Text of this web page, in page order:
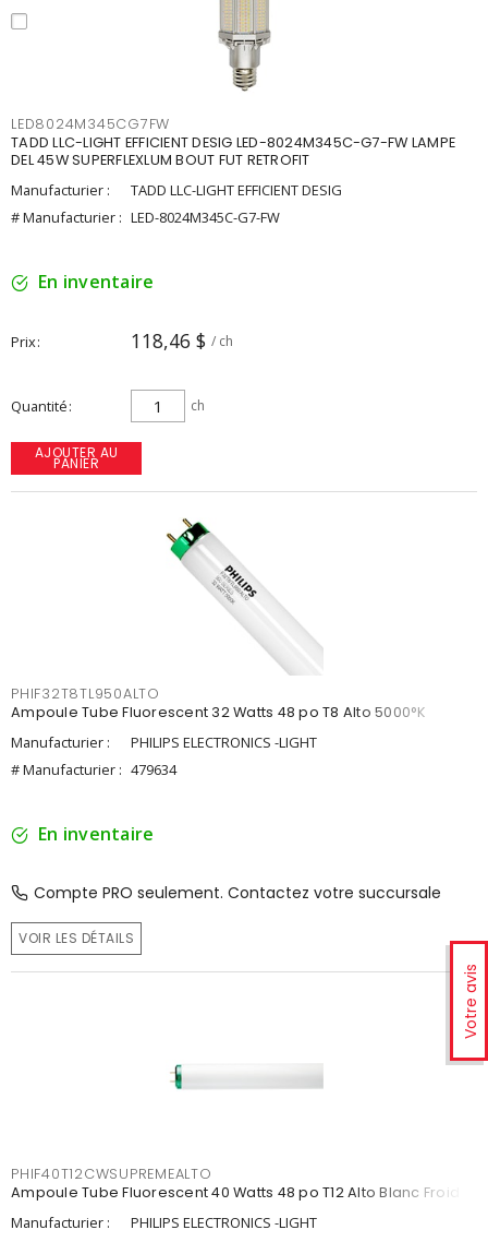
Votre avis
LED8024M345CG7FW
TADD LLC-LIGHT EFFICIENT DESIG LED-8024M345C-G7-FW LAMPE
DEL 45W SUPERFLEXLUM BOUT FUT RETROFIT
Manufacturier :
TADD LLC-LIGHT EFFICIENT DESIG
# Manufacturier : LED-8024M345C-G7-FW
En inventaire
Prix 118,46 $ / ch
Quantité ch
AJOUTER AU
PANIER
PHIF32T8TL950ALTO
Ampoule Tube Fluorescent 32 Watts 48 po T8 Alto 5000°K
Manufacturier :
PHILIPS ELECTRONICS -LIGHT
# Manufacturier : 479634
En inventaire
Compte PRO seulement. Contactez votre succursale
VOIR LES DÉTAILS
PHIF40T12CWSUPREMEALTO
Ampoule Tube Fluorescent 40 Watts 48 po T12 Alto Blanc Froid
Manufacturier :
PHILIPS ELECTRONICS -LIGHT